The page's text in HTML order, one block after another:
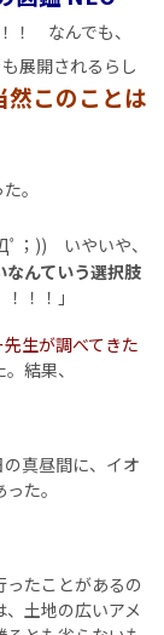
！ なんでも、
も展開されるらし
然このことは
。
；)) いやいや、
なんていう選択肢
！！｣
生が調べてきた
結果、
真昼間に、イオ
た。
たことがあるの
、土地の広いアメ